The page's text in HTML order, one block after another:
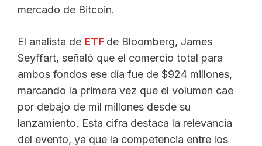
mercado de Bitcoin.
El analista de ETF de Bloomberg, James
Seyffart, señaló que el comercio total para
ambos fondos ese día fue de $924 millones,
marcando la primera vez que el volumen cae
por debajo de mil millones desde su
lanzamiento. Esta cifra destaca la relevancia
del evento, ya que la competencia entre los